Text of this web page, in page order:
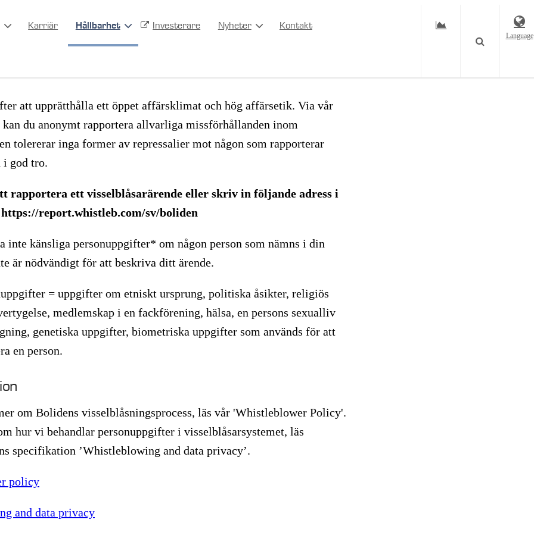
Karriär Hållbarhet Investerare Nyheter Kontakt
Language
att upprätthålla ett öppet affärsklimat och hög affärsetik. Via vår
du anonymt rapportera allvarliga missförhållanden inom
tolererar inga former av repressalier mot någon som rapporterar
i god tro.
rapportera ett visselblåsarärende eller skriv in följande adress i
report.whistleb.com/sv/boliden
inte känsliga personuppgifter* om någon person som nämns i din
är nödvändigt för att beskriva ditt ärende.
= uppgifter om etniskt ursprung, politiska åsikter, religiös
medlemskap i en fackförening, hälsa, en persons sexualliv
genetiska uppgifter, biometriska uppgifter som används för att
en person.
om Bolidens visselblåsningsprocess, läs vår 'Whistleblower Policy'.
hur vi behandlar personuppgifter i visselblåsarsystemet, läs
specifikation ’Whistleblowing and data privacy’.
policy
and data privacy